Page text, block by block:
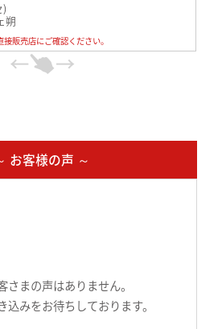
朔
ネンタル石垣リゾート(出店)
み屋本店）
寺南町3丁目店
販売店にご確認ください。
お客様の声 ～
さまの声はありません。
込みをお待ちしております。